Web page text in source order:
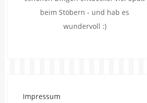
beim Stöbern - und hab es
wundervoll :)
Impressum